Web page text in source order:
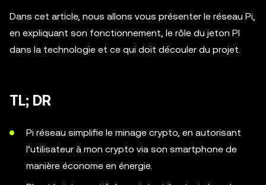
Dans cet article, nous allons vous présenter le réseau Pi,
en expliquant son fonctionnement, le rôle du jeton PI
dans la technologie et ce qui doit découler du projet.
TL; DR
Pi réseau simplifie le minage crypto, en autorisant
l’utilisateur à mon crypto via son smartphone de
manière économe en énergie.